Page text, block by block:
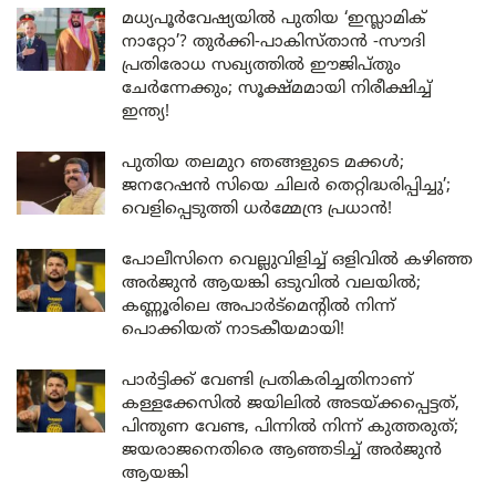
മധ്യപൂർവേഷ്യയിൽ പുതിയ ‘ഇസ്ലാമിക്
നാറ്റോ’? തുർക്കി-പാകിസ്താൻ -സൗദി
പ്രതിരോധ സഖ്യത്തിൽ ഈജിപ്തും
ചേർന്നേക്കും; സൂക്ഷ്മമായി നിരീക്ഷിച്ച്
ഇന്ത്യ!
പുതിയ തലമുറ ഞങ്ങളുടെ മക്കൾ;
ജനറേഷൻ സിയെ ചിലർ തെറ്റിദ്ധരിപ്പിച്ചു’;
വെളിപ്പെടുത്തി ധർമ്മേന്ദ്ര പ്രധാൻ!
പോലീസിനെ വെല്ലുവിളിച്ച് ഒളിവിൽ കഴിഞ്ഞ
അർജുൻ ആയങ്കി ഒടുവിൽ വലയിൽ;
കണ്ണൂരിലെ അപാർട്മെന്റിൽ നിന്ന്
പൊക്കിയത് നാടകീയമായി!
പാർട്ടിക്ക് വേണ്ടി പ്രതികരിച്ചതിനാണ്
കള്ളക്കേസിൽ ജയിലിൽ അടയ്ക്കപ്പെട്ടത്,
പിന്തുണ വേണ്ട, പിന്നിൽ നിന്ന് കുത്തരുത്;
ജയരാജനെതിരെ ആഞ്ഞടിച്ച് അർജുൻ
ആയങ്കി